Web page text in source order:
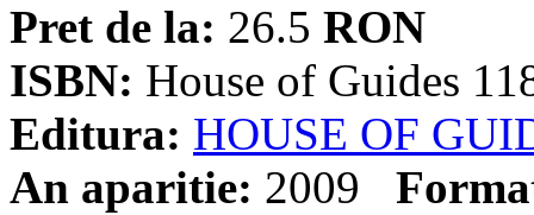
Pret de la: 26.5 RON
ISBN: House of Guides
Editura: HOUSE OF
An aparitie: 2009